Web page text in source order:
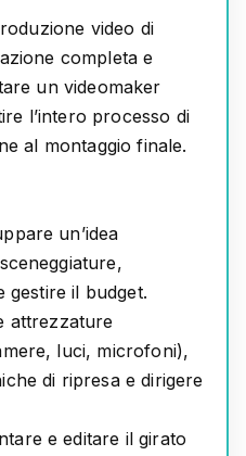
video di
completa e
un videomaker
l’intero processo di
al montaggio finale.
un’idea
gestire il budget.
attrezzature
luci, microfoni),
di ripresa e dirigere
e editare il girato